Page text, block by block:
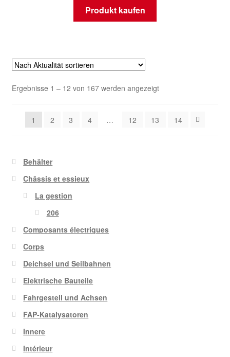
Produkt kaufen
Ergebnisse 1 – 12 von 167 werden angezeigtNach
1
2 3 4 … 12 13 14
Behälter
Châssis et essieux
La gestion
206
Composants électriques
Corps
Deichsel und Seilbahnen
Elektrische Bauteile
Fahrgestell und Achsen
FAP-Katalysatoren
Innere
Intérieur